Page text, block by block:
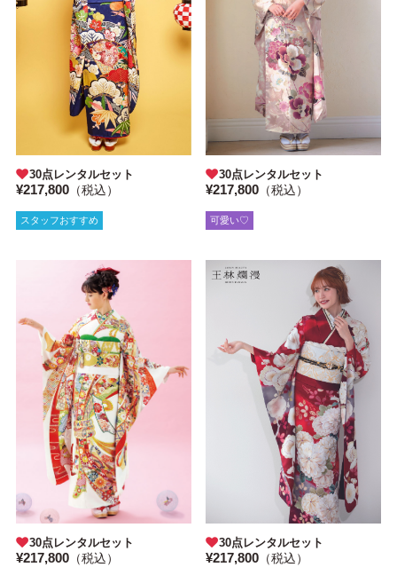
30点レンタルセット
¥217,800（税込）
スタッフおすすめ
30点レンタルセット
¥217,800 （税込）
可愛い♡
30点レンタルセット
¥217,800（税込）
30点レンタルセット
¥217,800 （税込）